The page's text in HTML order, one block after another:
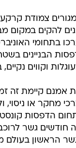
להקים במקום
בתחומי
הבניינים
וקווים נקיים,
אמנם קיימת זה
מחקר או
הדפסות
גשר
הראשון בעולם